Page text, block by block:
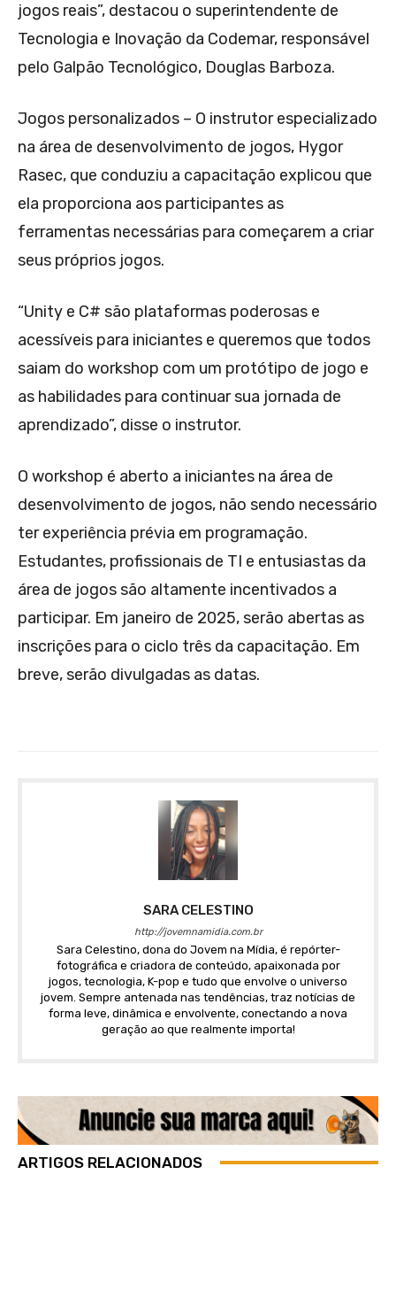
jogos reais”, destacou o superintendente de
Tecnologia e Inovação da Codemar, responsável
pelo Galpão Tecnológico, Douglas Barboza.
Jogos personalizados – O instrutor especializado
na área de desenvolvimento de jogos, Hygor
Rasec, que conduziu a capacitação explicou que
ela proporciona aos participantes as
ferramentas necessárias para começarem a criar
seus próprios jogos.
“Unity e C# são plataformas poderosas e
acessíveis para iniciantes e queremos que todos
saiam do workshop com um protótipo de jogo e
as habilidades para continuar sua jornada de
aprendizado”, disse o instrutor.
O workshop é aberto a iniciantes na área de
desenvolvimento de jogos, não sendo necessário
ter experiência prévia em programação.
Estudantes, profissionais de TI e entusiastas da
área de jogos são altamente incentivados a
participar. Em janeiro de 2025, serão abertas as
inscrições para o ciclo três da capacitação. Em
breve, serão divulgadas as datas.
SARA CELESTINO
http://jovemnamidia.com.br
Sara Celestino, dona do Jovem na Mídia, é repórter-
fotográfica e criadora de conteúdo, apaixonada por
jogos, tecnologia, K-pop e tudo que envolve o universo
jovem. Sempre antenada nas tendências, traz notícias de
forma leve, dinâmica e envolvente, conectando a nova
geração ao que realmente importa!
ARTIGOS RELACIONADOS